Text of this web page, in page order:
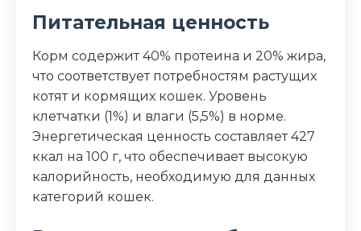
Питательная ценность
Корм содержит 40% протеина и 20% жира,
что соответствует потребностям растущих
котят и кормящих кошек. Уровень
клетчатки (1%) и влаги (5,5%) в норме.
Энергетическая ценность составляет 427
ккал на 100 г, что обеспечивает высокую
калорийность, необходимую для данных
категорий кошек.